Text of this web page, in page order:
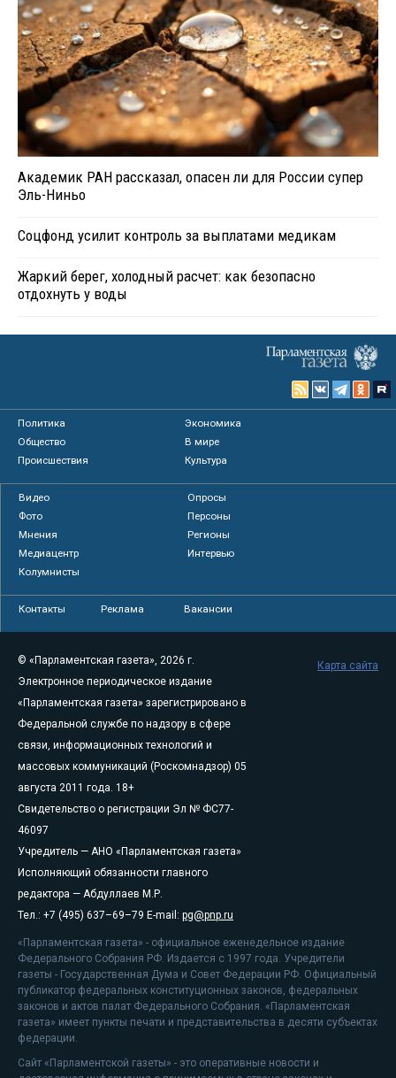
Академик РАН рассказал, опасен ли для России супер
Эль-Ниньо
Соцфонд усилит контроль за выплатами медикам
Жаркий берег, холодный расчет: как безопасно
отдохнуть у воды
Политика
Экономика
Общество
В мире
Происшествия
Культура
Видео
Опросы
Фото
Персоны
Мнения
Регионы
Медиацентр
Интервью
Колумнисты
Контакты Реклама Вакансии
© «Парламентская газета», 2026 г.
Электронное периодическое издание
«Парламентская газета» зарегистрировано в
Федеральной службе по надзору в сфере
связи, информационных технологий и
массовых коммуникаций (Роскомнадзор) 05
августа 2011 года. 18+
Свидетельство о регистрации Эл № ФС77-
46097
Учредитель — АНО «Парламентская газета»
Исполняющий обязанности главного
редактора — Абдуллаев М.Р.
Тел.: +7 (495) 637–69–79 E-mail: pg@pnp.ru
«Парламентская газета» - официальное еженедельное издание
Федерального Собрания РФ. Издается с 1997 года. Учредители
газеты - Государственная Дума и Совет Федерации РФ. Официальный
публикатор федеральных конституционных законов, федеральных
законов и актов палат Федерального Собрания. «Парламентская
газета» имеет пункты печати и представительства в десяти субъектах
федерации.
Сайт «Парламентской газеты» - это оперативные новости и
Карта сайта